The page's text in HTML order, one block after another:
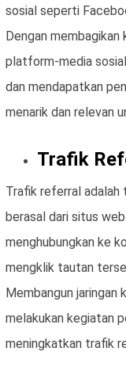
sosial seperti
Dengan
platform-media
dan mendapatkan
menarik dan relevan
Trafik
Trafik referral adalah
berasal dari situs
menghubungkan ke
mengklik tautan
Membangun
melakukan kegiatan
meningkatkan trafik